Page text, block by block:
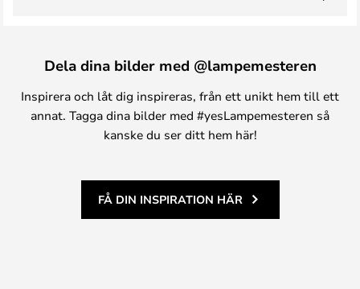
Dela dina bilder med @lampemesteren
Inspirera och låt dig inspireras, från ett unikt hem till ett
annat. Tagga dina bilder med #yesLampemesteren så
kanske du ser ditt hem här!
FÅ DIN INSPIRATION HÄR